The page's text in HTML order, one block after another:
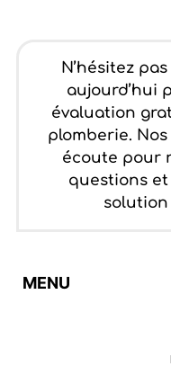
N’hésitez
aujourd’hui
évaluation
plomberie.
écoute pour
questions
solution
MENU